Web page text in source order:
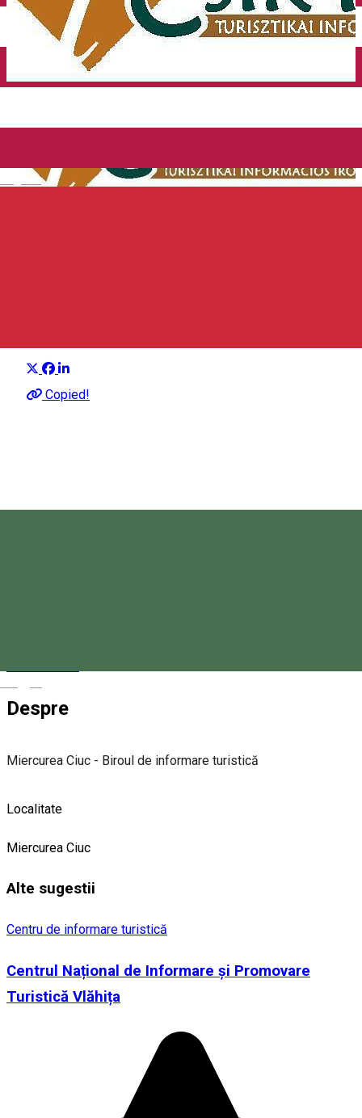
English
Închirieri auto
Închirieri de biciclete
Copied!
Despre
Miercurea Ciuc - Biroul de informare turistică
Localitate
Miercurea Ciuc
Alte sugestii
Centru de informare turistică
Centrul Național de Informare și Promovare
Turistică Vlăhița